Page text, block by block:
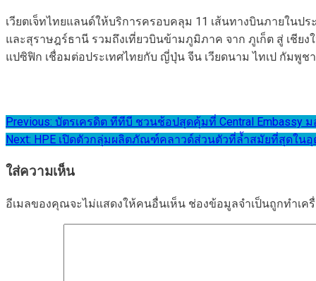
เวียตเจ็ทไทยแลนด์ให้บริการครอบคลุม 11 เส้นทางบินภายในป
และสุราษฎร์ธานี รวมถึงเที่ยวบินข้ามภูมิภาค จาก ภูเก็ต สู่ เชีย
แปซิฟิก เชื่อมต่อประเทศไทยกับ ญี่ปุ่น จีน เวียดนาม ไทเป กัมพู
แนะแนว
เรื่อง
Previous: บัตรเครดิต ทีทีบี ชวนช้อปสุดคุ้มที่ Central Embassy ม
Next: HPE เปิดตัวกลุ่มผลิตภัณฑ์คลาวด์ส่วนตัวที่ล้ำสมัยที่สุดในอุ
ใส่ความเห็น
อีเมลของคุณจะไม่แสดงให้คนอื่นเห็น ช่องข้อมูลจำเป็นถูกทำเค